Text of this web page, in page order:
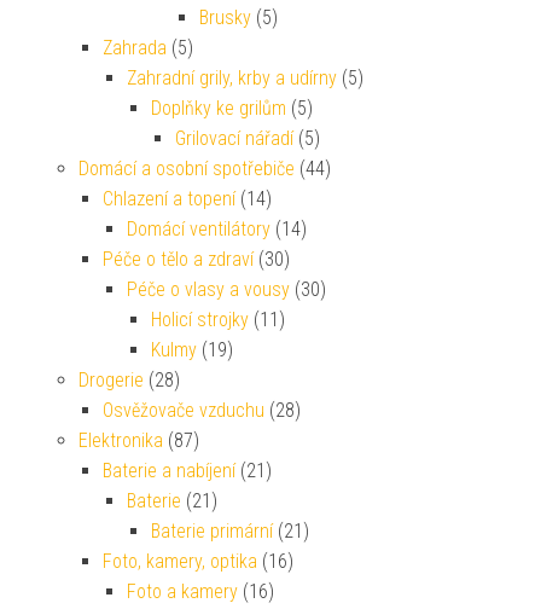
Brusky (5)
Zahrada (5)
Zahradní grily, krby a udírny (5)
Doplňky ke grilům (5)
Grilovací nářadí (5)
Domácí a osobní spotřebiče (44)
Chlazení a topení (14)
Domácí ventilátory (14)
Péče o tělo a zdraví (30)
Péče o vlasy a vousy (30)
Holicí strojky (11)
Kulmy (19)
Drogerie (28)
Osvěžovače vzduchu (28)
Elektronika (87)
Baterie a nabíjení (21)
Baterie (21)
Baterie primární (21)
Foto, kamery, optika (16)
Foto a kamery (16)